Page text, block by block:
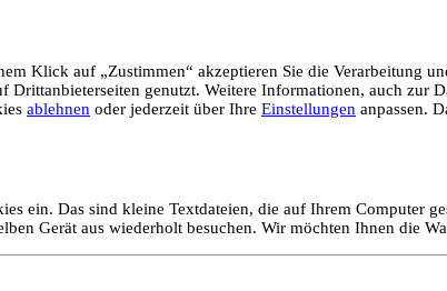
Klick auf „Zustimmen“ akzeptieren Sie die Verarbeitung
genutzt. Weitere Informationen, auch zur
ablehnen oder jederzeit über Ihre Einstellungen anpassen.
ein. Das sind kleine Textdateien, die auf Ihrem Computer
Gerät aus wiederholt besuchen. Wir möchten Ihnen die